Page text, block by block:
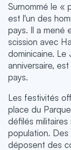
Surnommé le «
est l'un des
pays. Il a mené
scission avec
dominicaine.
anniversaire,
pays.
Les festivités
place du
défilés militaires
population. Des
déposent des